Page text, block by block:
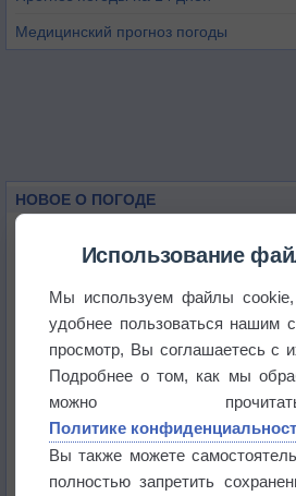
Медицинский прогноз погоды
НОВОЕ О ПОГОДЕ
Погода в Краснодаре 6
Погода в Санкт-
Погода в Москве 6 августа
Использование
Мы используем файлы
удобнее пользоваться нашим
просмотр, Вы соглашаетесь с
Подробнее о том, как мы
можно
Политике
Вы также можете
полностью запретить